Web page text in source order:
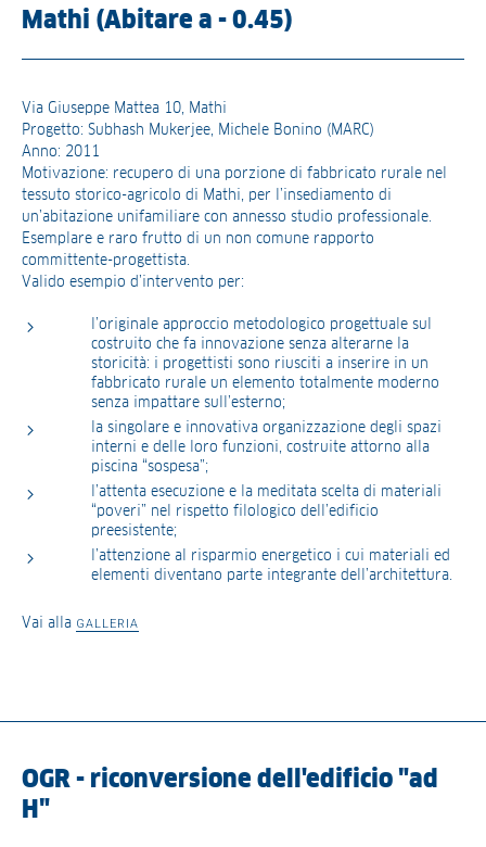
Mathi (Abitare a - 0.45)
Via Giuseppe Mattea 10, Mathi
Progetto: Subhash Mukerjee, Michele Bonino (MARC)
Anno: 2011
Motivazione: recupero di una porzione di fabbricato rurale nel
tessuto storico-agricolo di Mathi, per l’insediamento di
un’abitazione unifamiliare con annesso studio professionale.
Esemplare e raro frutto di un non comune rapporto
committente-progettista.
Valido esempio d’intervento per:
l’originale approccio metodologico progettuale sul
costruito che fa innovazione senza alterarne la
storicità: i progettisti sono riusciti a inserire in un
fabbricato rurale un elemento totalmente moderno
senza impattare sull’esterno;
la singolare e innovativa organizzazione degli spazi
interni e delle loro funzioni, costruite attorno alla
piscina “sospesa”;
l’attenta esecuzione e la meditata scelta di materiali
“poveri” nel rispetto filologico dell’edificio
preesistente;
l’attenzione al risparmio energetico i cui materiali ed
elementi diventano parte integrante dell’architettura.
Vai alla GALLERIA
OGR - riconversione dell'edificio "ad
H"